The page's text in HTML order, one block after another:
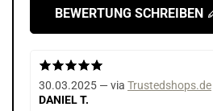
BEWERTUNG SCHREIBEN
30.03.2025 — via Trustedshops.de
DANIEL T.